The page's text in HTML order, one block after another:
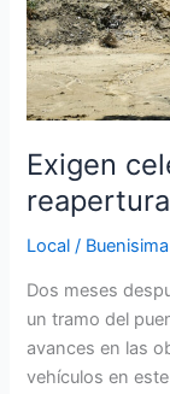
Exigen
Local /
Dos meses
un tramo del
avances en las
vehículos en
puente
en
calle
30